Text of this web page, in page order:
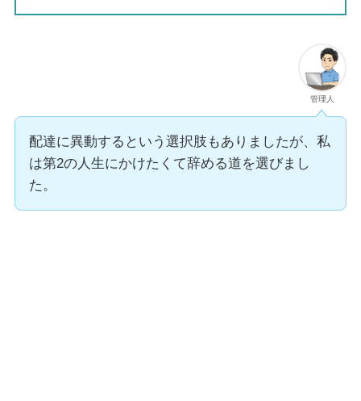
管理人
配達に異動するという選択肢もありましたが、私
は第2の人生にかけたくて辞める道を選びまし
た。